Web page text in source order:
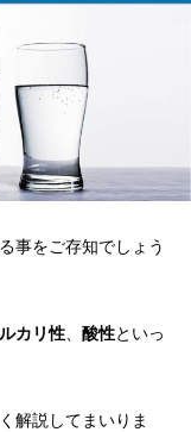
事をご存知でしょう
カリ性 酸性といっ
解説してまいりま